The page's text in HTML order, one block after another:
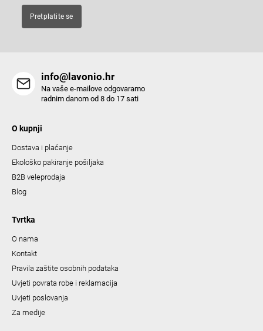
Pretplatite se
info@lavonio.hr
Na vaše e-mailove odgovaramo
radnim danom od 8 do 17 sati
O kupnji
Dostava i plaćanje
Ekološko pakiranje pošiljaka
B2B veleprodaja
Blog
Tvrtka
O nama
Kontakt
Pravila zaštite osobnih podataka
Uvjeti povrata robe i reklamacija
Uvjeti poslovanja
Za medije